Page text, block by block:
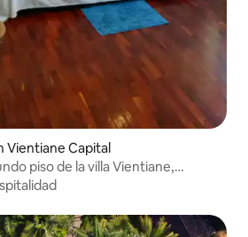
Vientiane Capital
piso de la villa Vientiane,
una ciudad ruidosa